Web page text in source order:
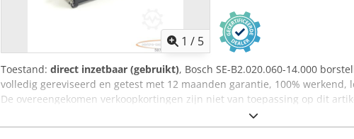
1 / 5
Toestand: direct inzetbaar (gebruikt), Bosch SE-B2.020.060-14.000
volledig gereviseerd en getest met 12 maanden garantie, 100% werkend,
De overeengekomen verkoopkortingen zijn niet van toepassing op dit